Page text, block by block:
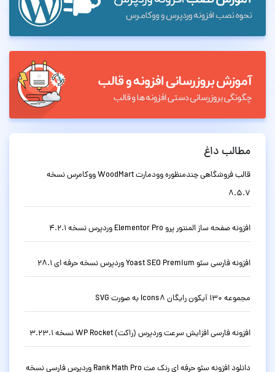
مطالب داغ
قالب فروشگاهی چندمنظوره وودمارت WoodMart ووکامرس نسخه
8.5.7
افزونه صفحه ساز المنتور پرو Elementor Pro وردپرس نسخه 4.2.1
افزونه فارسی سئو Yoast SEO Premium وردپرس نسخه حرفه ای 28.1
مجموعه 130 آیکون رایگان Icons8 به صورت SVG
افزونه فارسی افزایش سرعت وردپرس (راکت) WP Rocket نسخه 3.23.1
دانلود افزونه سئو حرفه ای رنک مث Rank Math Pro وردپرس فارسی نسخه